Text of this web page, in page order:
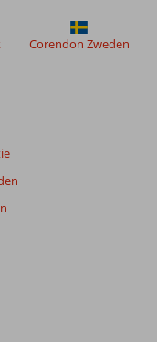
Corendon Zweden